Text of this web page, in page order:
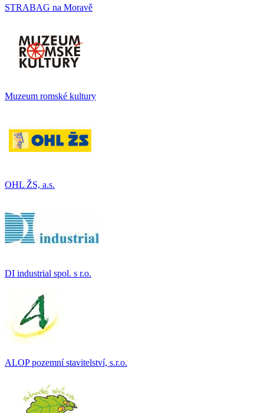
STRABAG na Moravě
Muzeum romské kultury
OHL ŽS, a.s.
DI industrial spol. s r.o.
ALOP pozemní stavitelství, s.r.o.